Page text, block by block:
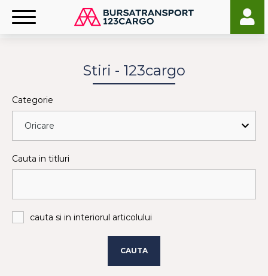
Stiri - 123cargo
Categorie
Cauta in titluri
cauta si in interiorul articolului
CAUTA